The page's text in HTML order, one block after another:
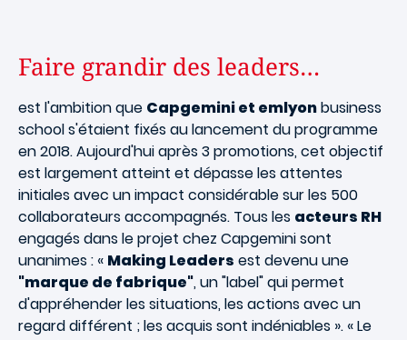
Faire grandir des leaders…
est l'ambition que Capgemini et emlyonbusiness
school s'étaient fixés au lancement du programme
en 2018. Aujourd'hui après 3 promotions, cet objectif
est largement atteint et dépasse les attentes
initiales avec un impact considérable sur les 500
collaborateurs accompagnés. Tous les acteurs RH
engagés dans le projet chez Capgemini sont
unanimes : « Making Leaders est devenu une
"marque de fabrique", un "label" qui permet
d'appréhender les situations, les actions avec un
regard différent ; les acquis sont indéniables ». « Le